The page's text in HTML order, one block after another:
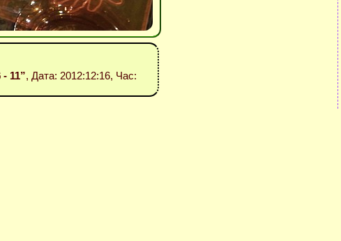
11”, Дата: 2012:12:16, Час: